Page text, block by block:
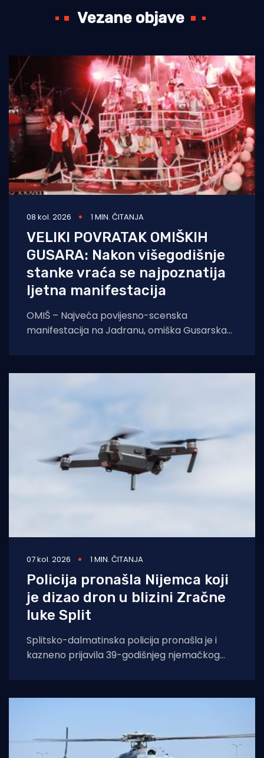
Vezane objave
08 kol. 2026 1 MIN. ČITANJA
VELIKI POVRATAK OMIŠKIH
GUSARA: Nakon višegodišnje
stanke vraća se najpoznatija
ljetna manifestacija
OMIŠ – Najveća povijesno-scenska
manifestacija na Jadranu, omiška Gusarska
07 kol. 2026 1 MIN. ČITANJA
Policija pronašla Nijemca koji
je dizao dron u blizini Zračne
luke Split
Splitsko-dalmatinska policija pronašla je i
kazneno prijavila 39-godišnjeg njemačkog